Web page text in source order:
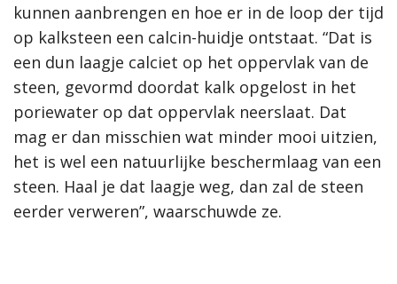
kunnen aanbrengen en hoe er in de loop der tijd
op kalksteen een calcin-huidje ontstaat. “Dat is
een dun laagje calciet op het oppervlak van de
steen, gevormd doordat kalk opgelost in het
poriewater op dat oppervlak neerslaat. Dat
mag er dan misschien wat minder mooi uitzien,
het is wel een natuurlijke beschermlaag van een
steen. Haal je dat laagje weg, dan zal de steen
eerder verweren”, waarschuwde ze.